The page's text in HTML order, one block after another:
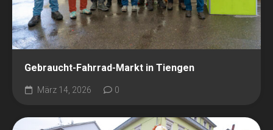
Gebraucht-Fahrrad-Markt in Tiengen
März 14, 2026 0